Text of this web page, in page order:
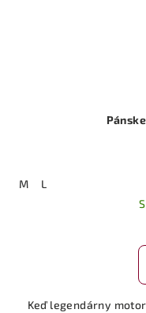
M
L
Keď legendárny